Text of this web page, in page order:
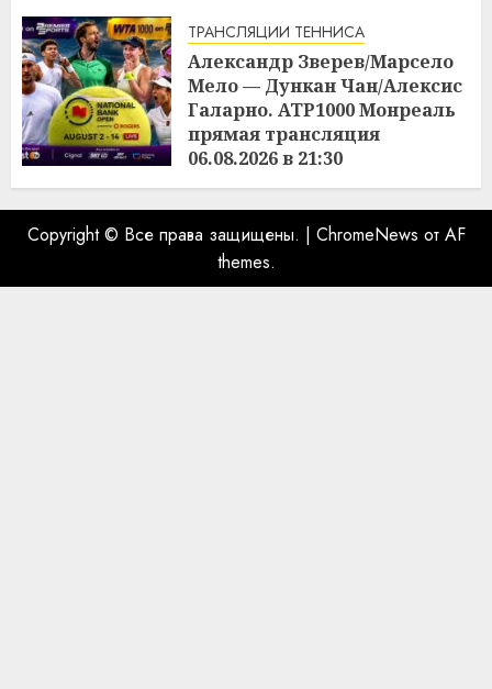
ТРАНСЛЯЦИИ ТЕННИСА
Александр Зверев/Марсело
Мело — Дункан Чан/Алексис
Галарно. ATP1000 Монреаль
прямая трансляция
06.08.2026 в 21:30
06.08.2026
Copyright © Все права защищены. | ChromeNews от AF
themes.